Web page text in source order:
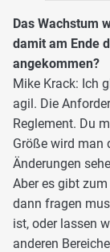
Das Wachstum
damit am Ende
angekommen?
Mike Krack: Ich
agil. Die
Reglement. Du
Größe wird man
Änderungen
Aber es gibt
dann fragen
ist, oder lassen
anderen